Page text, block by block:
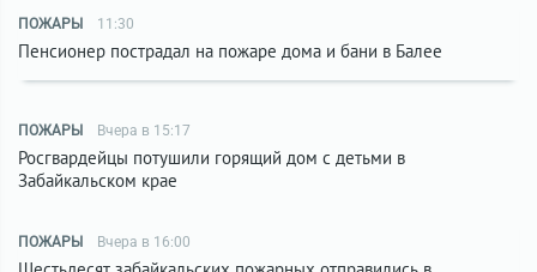
ПОЖАРЫ 11:30
Пенсионер пострадал на пожаре дома и бани в Балее
ПОЖАРЫ Вчера в 15:17
Росгвардейцы потушили горящий дом с детьми в
Забайкальском крае
ПОЖАРЫ Вчера в 16:00